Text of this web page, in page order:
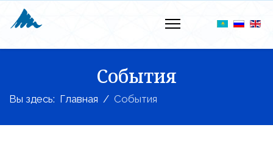
События
Вы здесь: Главная События